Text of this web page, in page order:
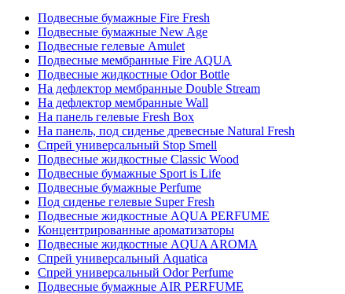
Подвесные бумажные Fire Fresh
Подвесные бумажные New Age
Подвесные гелевые Amulet
Подвесные мембранные Fire AQUA
Подвесные жидкостные Odor Bottle
На дефлектор мембранные Double Stream
На дефлектор мембранные Wall
На панель гелевые Fresh Box
На панель, под сиденье древесные Natural Fresh
Спрей универсальный Stop Smell
Подвесные жидкостные Classic Wood
Подвесные бумажные Sport is Life
Подвесные бумажные Perfume
Под сиденье гелевые Super Fresh
Подвесные жидкостные AQUA PERFUME
Концентрированные ароматизаторы
Подвесные жидкостные AQUA AROMA
Спрей универсальный Aquatica
Спрей универсальный Odor Perfume
Подвесные бумажные AIR PERFUME